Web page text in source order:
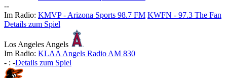
--
Im Radio: KMVP - Arizona Sports 98.7 FM KWFN - 97.3 The Fan
Details zum Spiel
Los Angeles Angels
Im Radio: KLAA Angels Radio AM 830
- : -Details zum Spiel